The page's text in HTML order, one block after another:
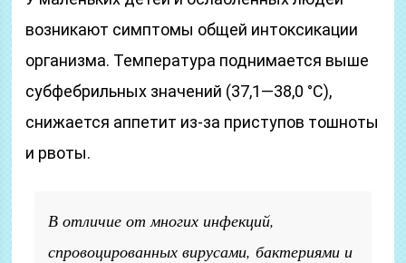
возникают симптомы общей интоксикации
организма. Температура поднимается выше
субфебрильных значений (37,1—38,0 °C),
снижается аппетит из-за приступов тошноты
и рвоты.
В отличие от многих инфекций,
спровоцированных вирусами, бактериями и